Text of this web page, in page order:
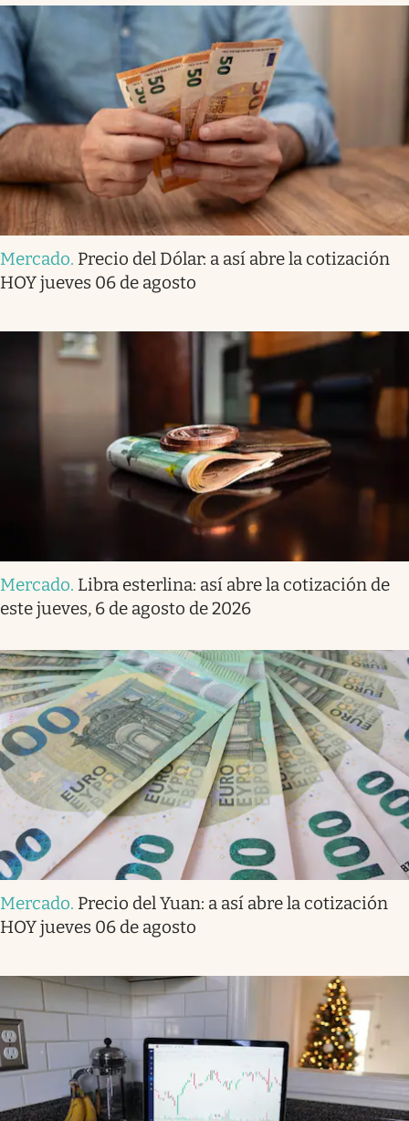
Mercado. Precio del Dólar: a así abre la cotización
HOY jueves 06 de agosto
Mercado. Libra esterlina: así abre la cotización de
este jueves, 6 de agosto de 2026
Mercado. Precio del Yuan: a así abre la cotización
HOY jueves 06 de agosto